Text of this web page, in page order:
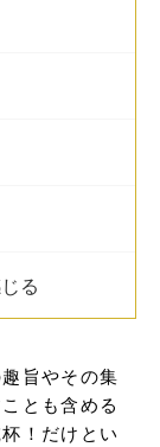
る
旨やその集
とも含める
！だけとい